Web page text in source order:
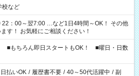
校など
：00～翌7:00 …など1日4時間～OK！ その他
す！ お気軽にご相談ください！
■もちろん即日スタートもOK！ ■曜日・日数
日払いOK / 履歴書不要 / 40～50代活躍中 / 副